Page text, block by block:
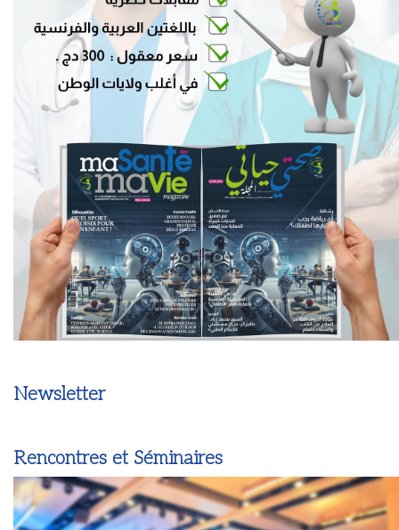
Newsletter
Rencontres et Séminaires